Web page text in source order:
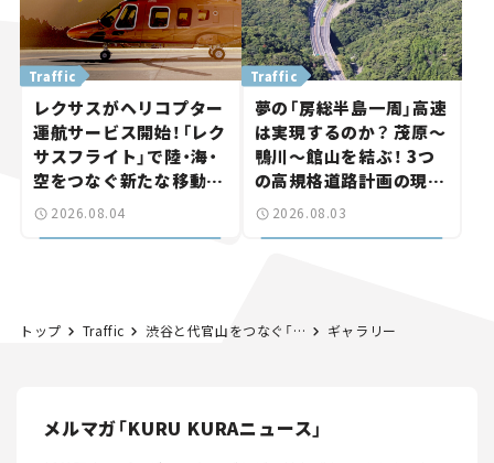
レクサスがヘリコプター
運航サービス開始！「レク
サスフライト」で陸・海・
空をつなぐ新たな移動体
験とは
Traffic
2026.08.04
夢の「房総半島一周」高速
は実現するのか？ 茂原～
鴨川～館山を結ぶ！ 3つ
の高規格道路計画の現
状。「館山鴨川道路」で検
Traffic
2026.08.03
トップ Traffic 渋谷と代官山をつなぐ「猿楽橋」が架け替えに！ 2026年度から10年以上も通行止めって本当？【道路のニュース】 ギャラリー
メルマガ「KURU KURAニュース」